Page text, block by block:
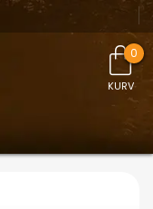
KURV